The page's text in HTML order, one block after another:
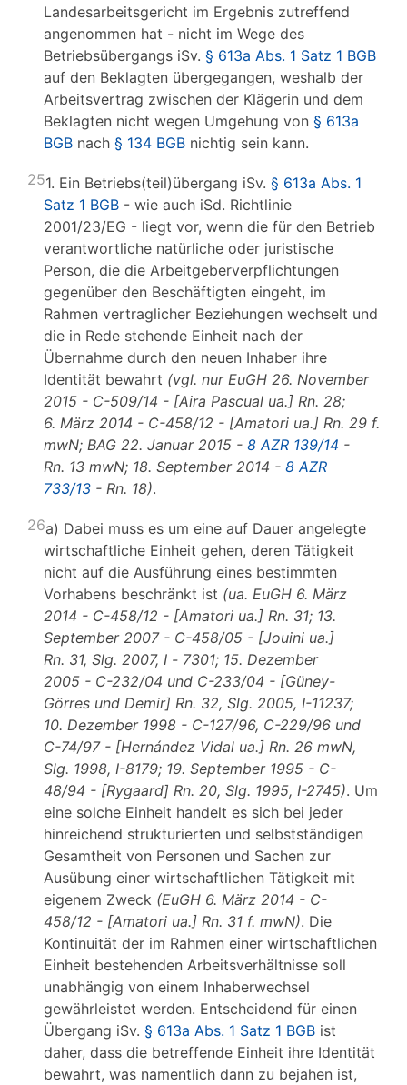
Landesarbeitsgericht im Ergebnis zutreffend
angenommen hat - nicht im Wege des
Betriebsübergangs iSv. § 613a Abs. 1 Satz 1 BGB
auf den Beklagten übergegangen, weshalb der
Arbeitsvertrag zwischen der Klägerin und dem
Beklagten nicht wegen Umgehung von § 613a
BGB nach § 134 BGB nichtig sein kann.
251. Ein Betriebs(teil)übergang iSv. § 613a Abs. 1
Satz 1 BGB - wie auch iSd. Richtlinie
2001/23/EG - liegt vor, wenn die für den Betrieb
verantwortliche natürliche oder juristische
Person, die die Arbeitgeberverpflichtungen
gegenüber den Beschäftigten eingeht, im
Rahmen vertraglicher Beziehungen wechselt und
die in Rede stehende Einheit nach der
Übernahme durch den neuen Inhaber ihre
Identität bewahrt (vgl. nur EuGH 26. November
2015 - C-509/14 - [Aira Pascual ua.] Rn. 28;
6. März 2014 - C-458/12 - [Amatori ua.] Rn. 29 f.
mwN; BAG 22. Januar 2015 - 8 AZR 139/14 -
Rn. 13 mwN; 18. September 2014 - 8 AZR
733/13 - Rn. 18).
26a) Dabei muss es um eine auf Dauer angelegte
wirtschaftliche Einheit gehen, deren Tätigkeit
nicht auf die Ausführung eines bestimmten
Vorhabens beschränkt ist (ua. EuGH 6. März
2014 - C-458/12 - [Amatori ua.] Rn. 31; 13.
September 2007 - C-458/05 - [Jouini ua.]
Rn. 31, Slg. 2007, I - 7301; 15. Dezember
2005 - C-232/04 und C-233/04 - [Güney-
Görres und Demir] Rn. 32, Slg. 2005, I-11237;
10. Dezember 1998 - C-127/96, C-229/96 und
C-74/97 - [Hernández Vidal ua.] Rn. 26 mwN,
Slg. 1998, I-8179; 19. September 1995 - C-
48/94 - [Rygaard] Rn. 20, Slg. 1995, I-2745). Um
eine solche Einheit handelt es sich bei jeder
hinreichend strukturierten und selbstständigen
Gesamtheit von Personen und Sachen zur
Ausübung einer wirtschaftlichen Tätigkeit mit
eigenem Zweck (EuGH 6. März 2014 - C-
458/12 - [Amatori ua.] Rn. 31 f. mwN). Die
Kontinuität der im Rahmen einer wirtschaftlichen
Einheit bestehenden Arbeitsverhältnisse soll
unabhängig von einem Inhaberwechsel
gewährleistet werden. Entscheidend für einen
Übergang iSv. § 613a Abs. 1 Satz 1 BGB ist
daher, dass die betreffende Einheit ihre Identität
bewahrt, was namentlich dann zu bejahen ist,